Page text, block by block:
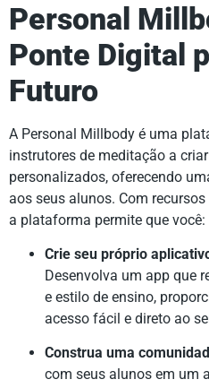
Personal
Ponte Digital
Futuro
A Personal Millbody é uma
instrutores de meditação a
personalizados, oferecendo
aos seus alunos. Com
a plataforma permite que você:
Crie seu próprio
Desenvolva um app que
e estilo de ensino,
acesso fácil e direto ao
Construa uma
com seus alunos em um